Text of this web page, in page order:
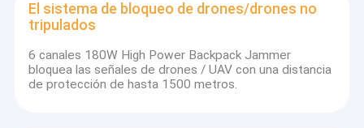
El sistema de bloqueo de drones/drones no
tripulados
6 canales 180W High Power Backpack Jammer
bloquea las señales de drones / UAV con una distancia
de protección de hasta 1500 metros.